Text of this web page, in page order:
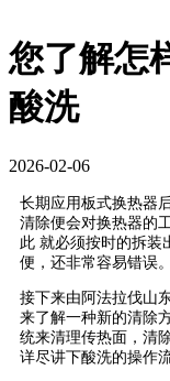
您了解怎
酸洗
2026-02-06
长期应用板式换热器
清除便会对换热器的
此 就必须按时的拆装
便，还非常容易错误。
接下来由阿法拉伐山
来了解一种新的清除
统来清理传热面，清
详尽讲下酸洗的操作